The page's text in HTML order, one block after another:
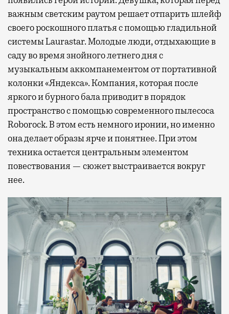
важным светским раутом решает отпарить шлейф
своего роскошного платья с помощью гладильной
системы Laurastar. Молодые люди, отдыхающие в
саду во время знойного летнего дня с
музыкальным аккомпанементом от портативной
колонки «Яндекса». Компания, которая после
яркого и бурного бала приводит в порядок
пространство с помощью современного пылесоса
Roborock. В этом есть немного иронии, но именно
она делает образы ярче и понятнее. При этом
техника остается центральным элементом
повествования — сюжет выстраивается вокруг
нее.